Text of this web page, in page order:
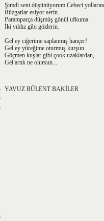
Şimdi seni düşünüyorum Cebeci
Rüzgarlar esiyor serin.
Paramparça düşmüş gönül ufkuma
İki yıldız gibi gözlerin.
Gel ey ciğerime saplanmış hançer!
Gel ey yüreğime oturmuş kurşun.
Göçmen kuşlar gibi çook uzaklardan,
Gel artık ne olursun...
YAVUZ BÜLENT BAKİLER